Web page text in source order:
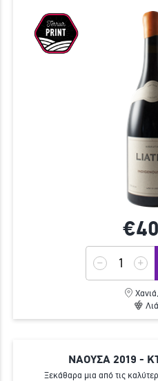
ΝΑΟΥΣΑ 2019 -
Ξεκάθαρα μια από τις